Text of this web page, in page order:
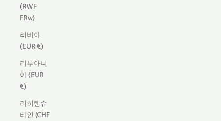
(RWF
FRw)
리비아
(EUR €)
리투아니
아 (EUR
€)
리히텐슈
타인 (CHF